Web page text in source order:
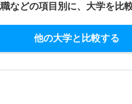
などの項目別に、 大学を比
他の大学と比較する